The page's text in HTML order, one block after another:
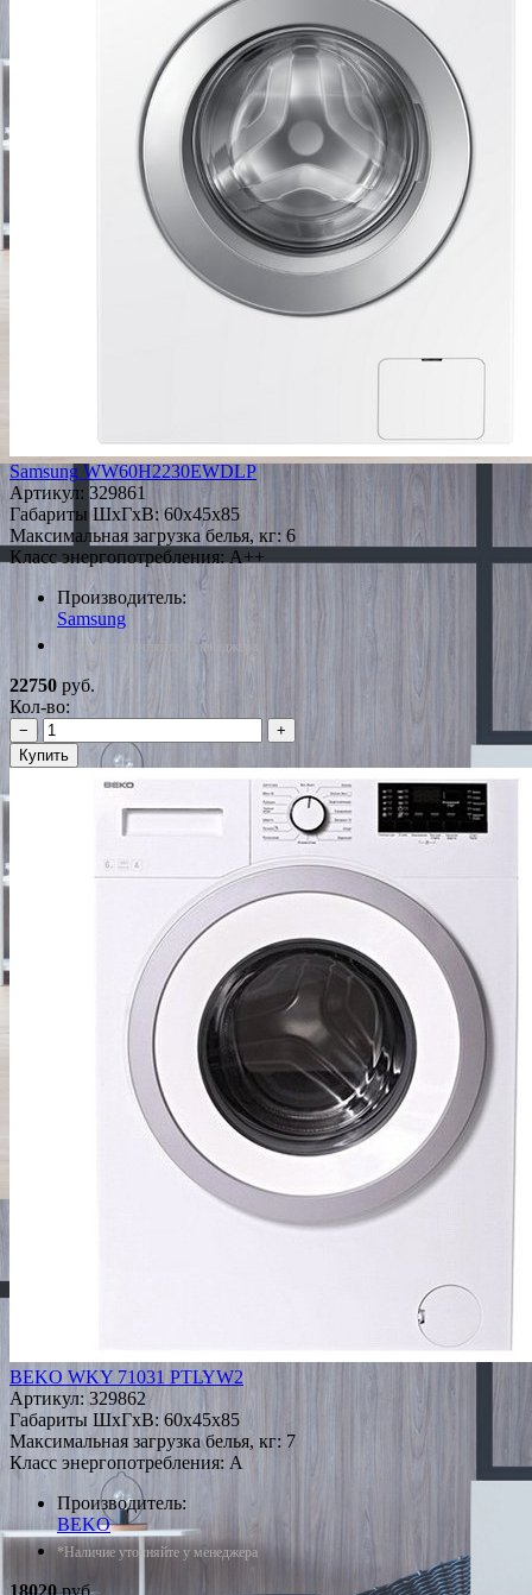
Samsung WW60H2230EWDLP
Артикул: 329861
Габариты ШxГxВ: 60x45x85
Максимальная загрузка белья, кг: 6
Класс энергопотребления: A++
Производитель:
Samsung
*Наличие уточняйте у менеджера
22750 руб.
Кол-во:
−
+
Купить
BEKO WKY 71031 PTLYW2
Артикул: 329862
Габариты ШxГxВ: 60x45x85
Максимальная загрузка белья, кг: 7
Класс энергопотребления: A
Производитель:
BEKO
*Наличие уточняйте у менеджера
18020руб.